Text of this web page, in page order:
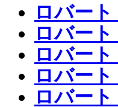
ロバー
ロバー
ロバー
ロバー
ロバー